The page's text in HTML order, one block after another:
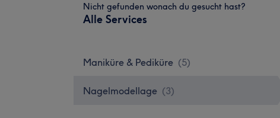
Nicht gefunden wonach du gesucht hast?
Alle Services
Maniküre & Pediküre (5)
Nagelmodellage (3)